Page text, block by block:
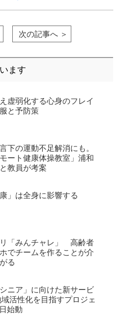
次の記事へ ＞
ます
虚弱化する心身のフレイ
と予防策
下の運動不足解消にも。
ート健康体操教室」浦和
教員が考案
」は全身に影響する
「みんチャレ」 高齢者
でチームを作ることが介
る
シニア」に向けた新サービ
活性化を目指すプロジェ
始動